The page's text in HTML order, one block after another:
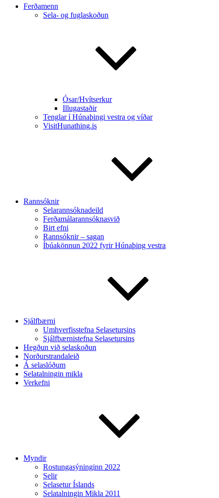
Ferðamenn
Sela- og fuglaskoðun
Ósar/Hvítserkur
Illugastaðir
Tenglar í Húnaþingi vestra og víðar
VisitHunathing.is
Rannsóknir
Selarannsóknadeild
Ferðamálarannsóknasvið
Birt efni
Rannsóknir – sagan
Íbúakönnun 2022 fyrir Húnaþing vestra
Sjálfbærni
Umhverfisstefna Selasetursins
Sjálfbærnistefna Selasetursins
Hegðun við selaskoðun
Norðurstrandaleið
Á selaslóðum
Selatalningin mikla
Verkefni
Myndir
Rostungasýninginn 2022
Selir
Selasetur Íslands
Selatalningin Mikla 2011